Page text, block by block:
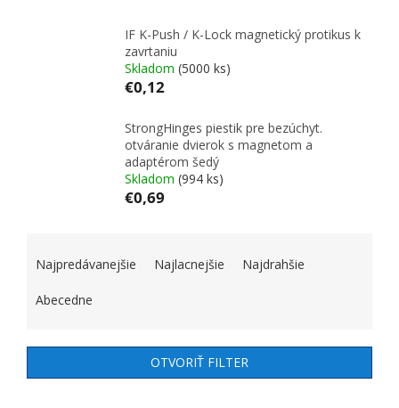
IF K-Push / K-Lock magnetický protikus k
zavrtaniu
Skladom (5000 ks)
€0,12
StrongHinges piestik pre bezúchyt.
otváranie dvierok s magnetom a
adaptérom šedý
Skladom (994 ks)
€0,69
Najpredávanejšie Najlacnejšie Najdrahšie
Abecedne
OTVORIŤ FILTER